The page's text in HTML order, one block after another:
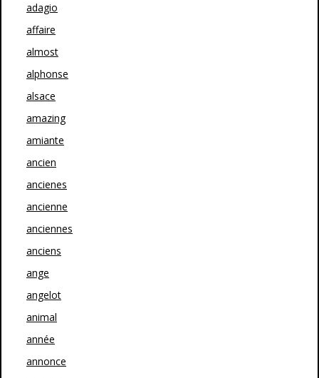
adagio
affaire
almost
alphonse
alsace
amazing
amiante
ancien
ancienes
ancienne
anciennes
anciens
ange
angelot
animal
année
annonce